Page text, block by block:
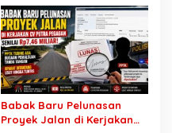
bagi Warga Lokal
Babak Baru Pelunasan
Proyek Jalan di Kerjakan